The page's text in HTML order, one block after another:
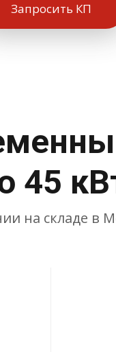
Запросить КП
45
на складе в